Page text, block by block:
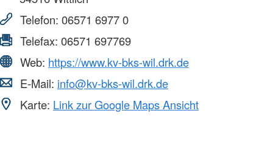
Telefon: 06571 6977 0
Telefax: 06571 697769
Web: https://www.kv-bks-wil.drk.de
E-Mail: info@kv-bks-wil.drk.de
Karte: Link zur Google Maps Ansicht